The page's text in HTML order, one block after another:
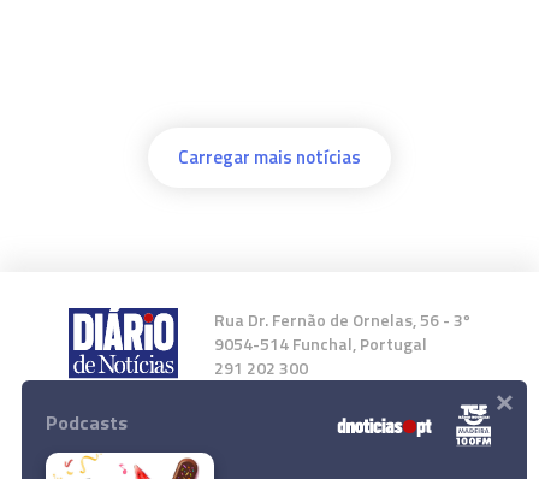
Carregar mais notícias
Rua Dr. Fernão de Ornelas, 56 - 3º
9054-514 Funchal, Portugal
291 202 300
Instale a nossa App
Podcasts ×